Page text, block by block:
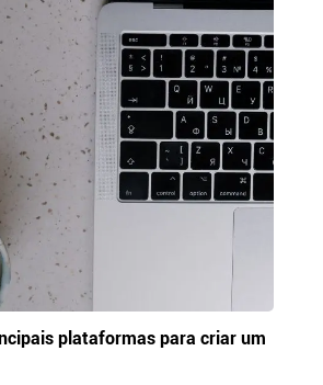
plataformas para criar um